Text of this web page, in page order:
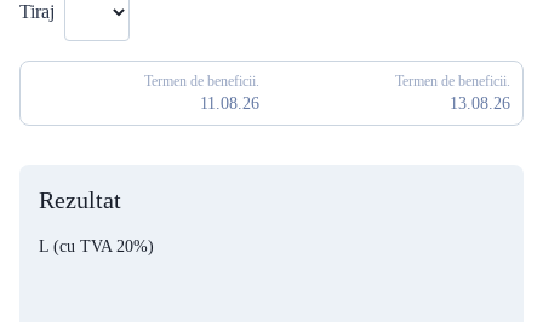
Tiraj
Termen de beneficii.
11.08.26
Termen de beneficii.
13.08.26
Rezultat
L (cu TVA 20%)